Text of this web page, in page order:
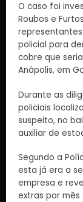
O caso foi
Roubos e
policial para
cobre que
Anápolis, em
Durante as
policiais
suspeito, no
auxiliar de
Segundo a
esta já era a
empresa e
extras por